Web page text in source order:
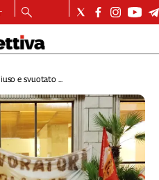
e svuotato ...